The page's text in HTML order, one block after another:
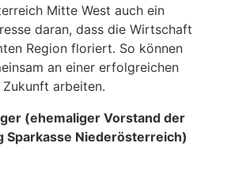
Mitte West auch ein
daran, dass die Wirtschaft
Region floriert. So können
an einer erfolgreichen
Zukunft arbeiten.
(ehemaliger Vorstand der
Sparkasse Niederösterreich)